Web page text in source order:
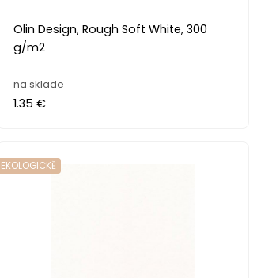
Olin Design, Rough Soft White, 300
g/m2
na sklade
1.35 €
EKOLOGICKĚ